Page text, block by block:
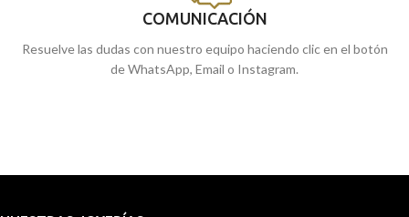
COMUNICACIÓN
Resuelve las dudas con nuestro equipo haciendo clic en el botón
de WhatsApp, Email o Instagram.